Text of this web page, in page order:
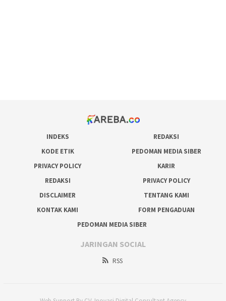
INDEKS
REDAKSI
KODE ETIK
PEDOMAN MEDIA SIBER
PRIVACY POLICY
KARIR
REDAKSI
PRIVACY POLICY
DISCLAIMER
TENTANG KAMI
KONTAK KAMI
FORM PENGADUAN
PEDOMAN MEDIA SIBER
JARINGAN SOCIAL
RSS